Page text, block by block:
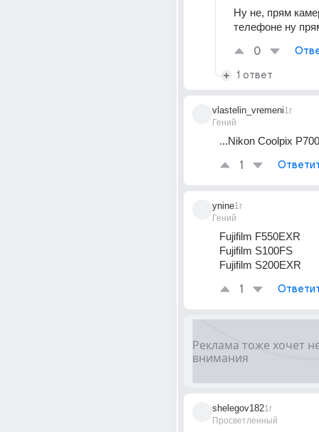
Ну не, прям
телефоне ну
0
1 ответ
vlastelin_vremeni
Гений
1г
...Nikon Coolpix
1
ynine
Гений
1г
Fujifilm F550EXR
Fujifilm S100FS
Fujifilm S200EXR
1
shelegov182
Просветленный
1г